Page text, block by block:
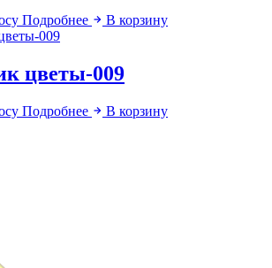
Подробнее В корзину
цветы-009
Подробнее В корзину